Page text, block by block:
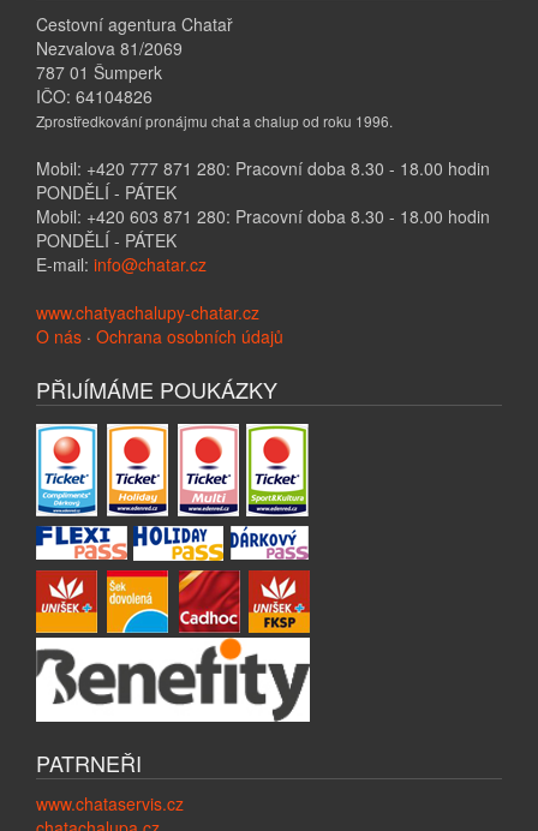
Cestovní agentura Chatař
Nezvalova 81/2069
787 01 Šumperk
IČO: 64104826
Zprostředkování pronájmu chat a chalup od roku 1996.
Mobil: +420 777 871 280: Pracovní doba 8.30 - 18.00 hodin
PONDĚLÍ - PÁTEK
Mobil: +420 603 871 280: Pracovní doba 8.30 - 18.00 hodin
PONDĚLÍ - PÁTEK
E-mail: info@chatar.cz
www.chatyachalupy-chatar.cz
O nás · Ochrana osobních údajů
PŘIJÍMÁME POUKÁZKY
PATRNEŘI
www.chataservis.cz